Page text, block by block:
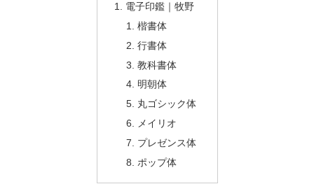
電子印鑑｜牧野
楷書体
行書体
教科書体
明朝体
丸ゴシック体
メイリオ
プレゼンス体
ポップ体